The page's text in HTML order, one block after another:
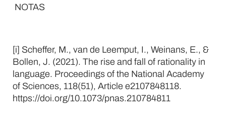
NOTAS
[i] Scheffer, M., van de Leemput, I., Weinans, E., &
Bollen, J. (2021). The rise and fall of rationality in
language. Proceedings of the National Academy
of Sciences, 118(51), Article e2107848118.
https://doi.org/10.1073/pnas.210784811